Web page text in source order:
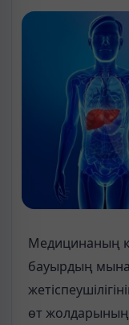
Медицинаның
бауырдың
өт жолдарының